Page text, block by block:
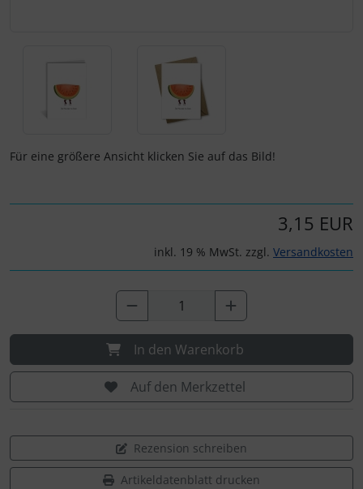
Für eine größere Ansicht klicken Sie auf das Bild!
3,15 EUR
inkl. 19 % MwSt. zzgl. Versandkosten
In den Warenkorb
Auf den Merkzettel
Rezension schreiben
Artikeldatenblatt drucken